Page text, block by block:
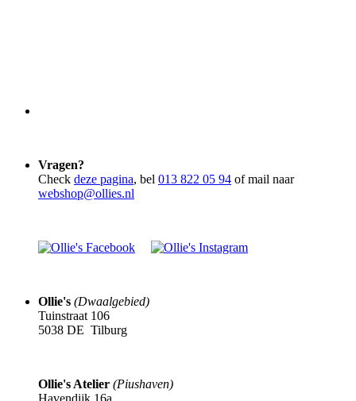
Vragen?
Check deze pagina, bel 013 822 05 94 of mail naar
webshop@ollies.nl
Ollie's (Dwaalgebied)
Tuinstraat 106
5038 DE Tilburg
Ollie's Atelier (Piushaven)
Havendijk 16a